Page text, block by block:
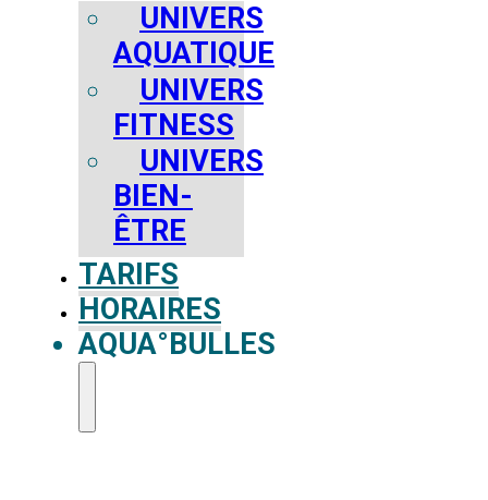
UNIVERS
AQUATIQUE
UNIVERS
FITNESS
UNIVERS
BIEN-
ÊTRE
TARIFS
HORAIRES
AQUA°BULLES